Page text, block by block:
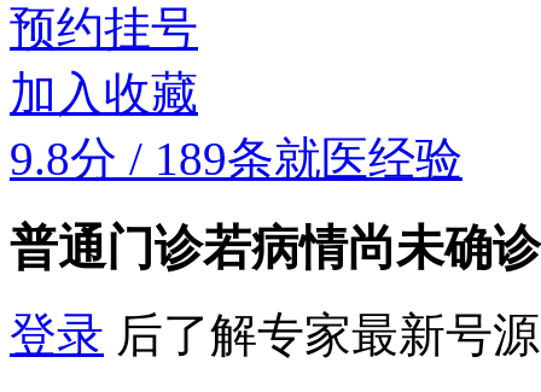
预约挂号
加入收藏
9.8分 / 189条就医经验
普通门诊若病情尚未确
登录 后了解专家最新号